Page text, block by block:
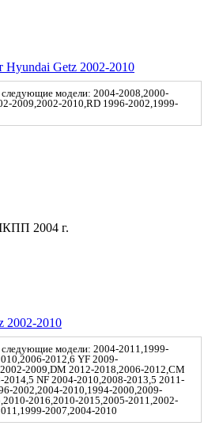
Hyundai Getz 2002-2010
следующие модели: 2004-2008,2000-
2009,2002-2010,RD 1996-2002,1999-
2004 г.
2002-2010
следующие модели: 2004-2011,1999-
2012,6 YF 2009-
2009,DM 2012-2018,2006-2012,CM
NF 2004-2010,2008-2013,5 2011-
2002,2004-2010,1994-2000,2009-
2016,2010-2015,2005-2011,2002-
2007,2004-2010